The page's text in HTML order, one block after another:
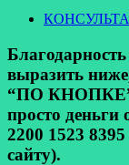
выразить
“ПО
просто
2200 1523
сайту).